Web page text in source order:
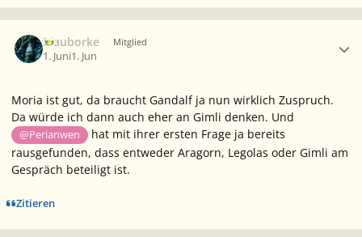
Blauborke Mitglied
1. Juni1. Jun
Moria ist gut, da braucht Gandalf ja nun wirklich Zuspruch.
Da würde ich dann auch eher an Gimli denken. Und
@Perianwen
hat mit ihrer ersten Frage ja bereits
rausgefunden, dass entweder Aragorn, Legolas oder Gimli am
Gespräch beteiligt ist.
Zitieren